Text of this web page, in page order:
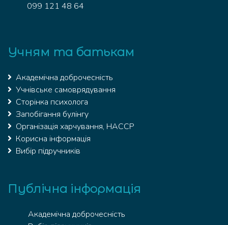
099 121 48 64
Учням та батькам
Академічна доброчесність
Учнівське самоврядування
Сторінка психолога
Запобігання булінгу
Організація харчування, HACCP
Корисна інформація
Вибір підручників
Публічна інформація
Академічна доброчесність